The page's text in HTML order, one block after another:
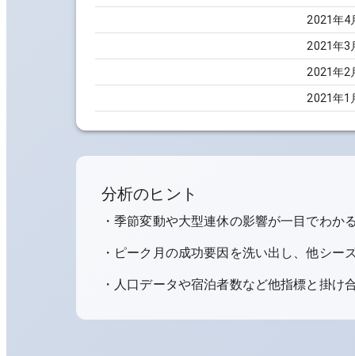
2021年4
2021年3
2021年2
2021年1
分析のヒント
・季節変動や大型連休の影響が一目でわか
・ピーク月の成功要因を洗い出し、他シー
・人口データや宿泊者数など他指標と掛け